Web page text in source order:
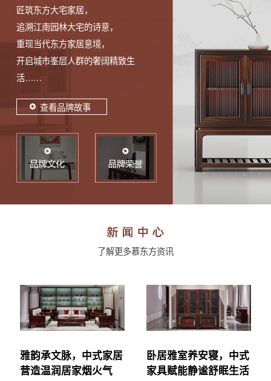
匠筑东方大宅家居，
追溯江南园林大宅的诗意，
重现当代东方家居意境，
开启城市峯层人群的奢阔精致生
活……
查看品牌故事
了解更多慕东方资讯
雅韵承文脉，中式家居
营造温润居家烟火气
卧居雅室养安寝，中式
家具赋能静谧舒眠生活